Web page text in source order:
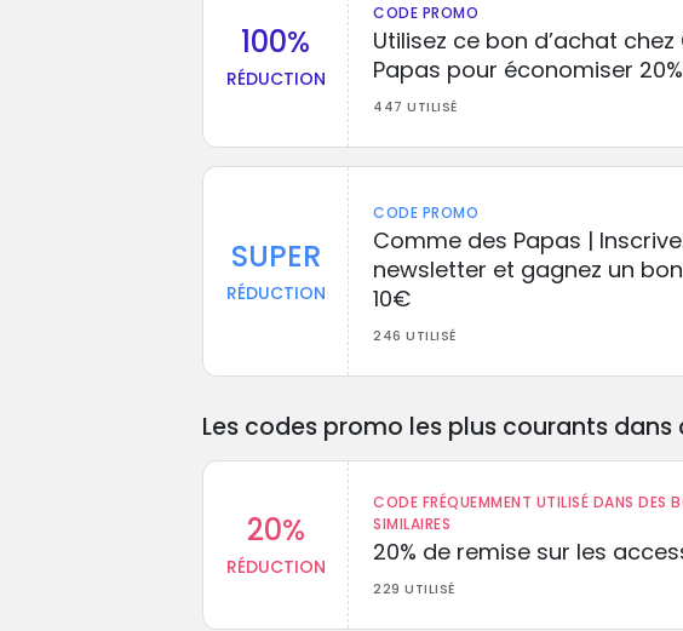
100%
RÉDUCTION
CODE PROMO
Utilisez ce bon d’achat
Papas pour économiser 20%
447 UTILISÉ
SUPER
RÉDUCTION
CODE PROMO
Comme des Papas |
newsletter et gagnez un
10€
246 UTILISÉ
Les codes promo les plus courants
20%
RÉDUCTION
CODE FRÉQUEMMENT UTILISÉ DANS DES
SIMILAIRES
20% de remise sur les
229 UTILISÉ